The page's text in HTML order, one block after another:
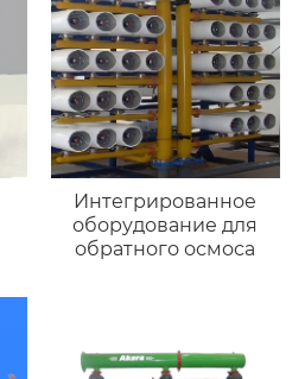
Интегрированное
оборудование для
обратного осмоса